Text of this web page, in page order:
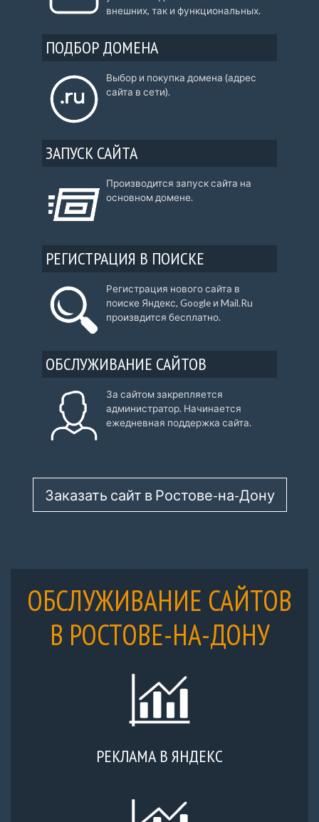
внешних, так и функциональных.
ПОДБОР ДОМЕНА
Выбор и покупка домена (адрес
сайта в сети).
ЗАПУСК САЙТА
Производится запуск сайта на
основном домене.
РЕГИСТРАЦИЯ В ПОИСКЕ
Регистрация нового сайта в
поиске Яндекс, Google и Mail.Ru
произвдится бесплатно.
ОБСЛУЖИВАНИЕ САЙТОВ
За сайтом закрепляется
администратор. Начинается
ежедневная поддержка сайта.
Заказать сайт в Ростове-на-Дону
ОБСЛУЖИВАНИЕ САЙТОВ
В РОСТОВЕ-НА-ДОНУ
РЕКЛАМА В ЯНДЕКС